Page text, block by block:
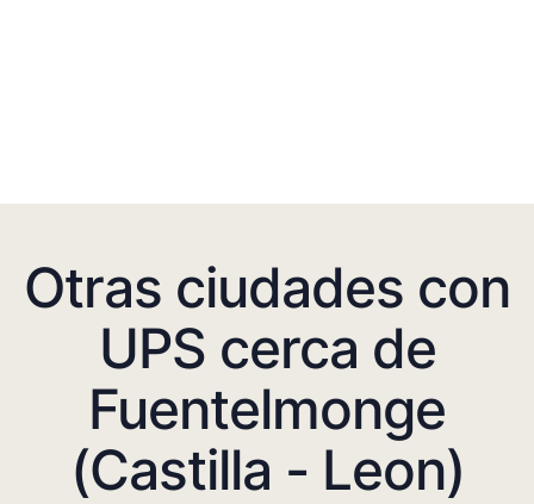
Otras ciudades con
UPS cerca de
Fuentelmonge
(Castilla - Leon)